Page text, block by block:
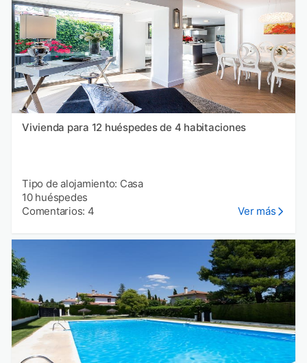
Vivienda para 12 huéspedes de 4 habitaciones
Tipo de alojamiento: Casa
10 huéspedes
Comentarios: 4
Ver más